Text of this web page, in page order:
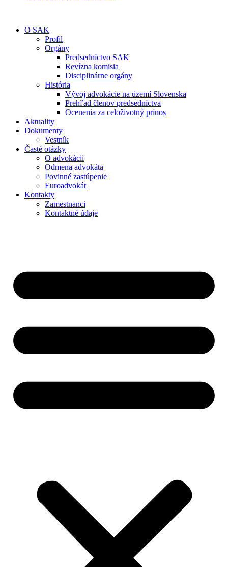
O SAK
Profil
Orgány
Predsedníctvo SAK
Revízna komisia
Disciplinárne orgány
História
Vývoj advokácie na území Slovenska
Prehľad členov predsedníctva
Ocenenia za celoživotný prínos
Aktuality
Dokumenty
Vestník
Časté otázky
O advokácii
Odmena advokáta
Povinné zastúpenie
Euroadvokát
Kontakty
Zamestnanci
Kontaktné údaje